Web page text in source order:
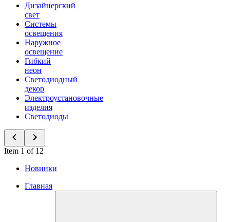
Дизайнерский
свет
Системы
освещения
Наружное
освещение
Гибкий
неон
Светодиодный
декор
Электроустановочные
изделия
Светодиоды
Item 1 of 12
Новинки
Главная